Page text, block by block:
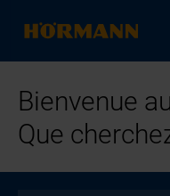
Bienvenue
Que